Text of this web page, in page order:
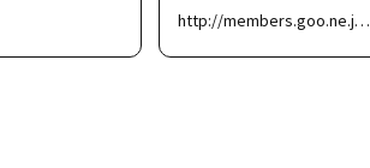
http://members.goo.ne.j…